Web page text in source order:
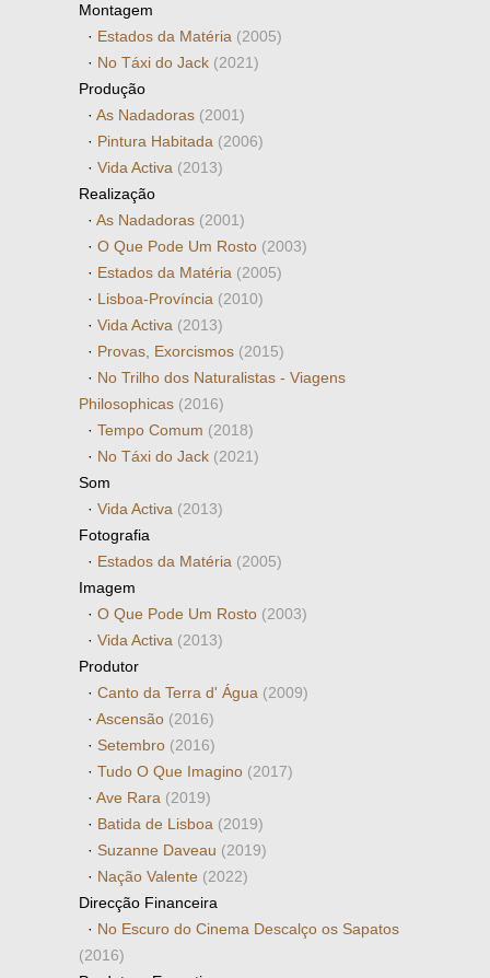
Montagem
· Estados da Matéria (2005)
· No Táxi do Jack (2021)
Produção
· As Nadadoras (2001)
· Pintura Habitada (2006)
· Vida Activa (2013)
Realização
· As Nadadoras (2001)
· O Que Pode Um Rosto (2003)
· Estados da Matéria (2005)
· Lisboa-Província (2010)
· Vida Activa (2013)
· Provas, Exorcismos (2015)
· No Trilho dos Naturalistas - Viagens
Philosophicas (2016)
· Tempo Comum (2018)
· No Táxi do Jack (2021)
Som
· Vida Activa (2013)
Fotografia
· Estados da Matéria (2005)
Imagem
· O Que Pode Um Rosto (2003)
· Vida Activa (2013)
Produtor
· Canto da Terra d' Água (2009)
· Ascensão (2016)
· Setembro (2016)
· Tudo O Que Imagino (2017)
· Ave Rara (2019)
· Batida de Lisboa (2019)
· Suzanne Daveau (2019)
· Nação Valente (2022)
Direcção Financeira
· No Escuro do Cinema Descalço os Sapatos
(2016)